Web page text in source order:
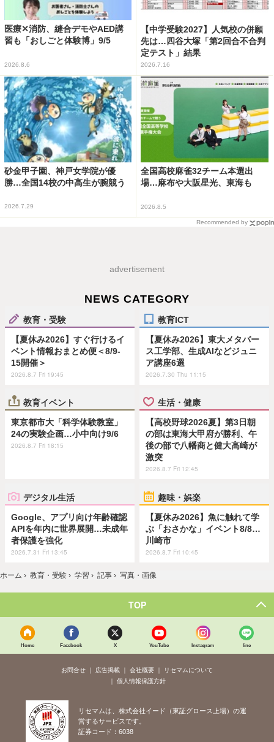
医療✕消防、縫合デモやAED講
習も「おしごと体験博」9/5
2026.8.6
【中学受験2027】人気校の併願
先は…四谷大塚「第2回合不合判
定テスト」結果
2026.7.16
砂金甲子園、神戸女学院が優
勝…全国14校の中高生が腕競う
2026.7.29
全国高校麻雀32チーム本選出
場…麻布や大阪星光、東海も
2026.8.5
Recommended by
advertisement
NEWS CATEGORY
教育・受験
【夏休み2026】すぐ行けるイ
ベント情報おまとめ便＜8/9-
15開催＞
2026.8.7 Fri 19:45
教育ICT
【夏休み2026】東大メタバー
ス工学部、生成AIなどジュニ
ア講座6選
2026.7.30 Thu 11:15
教育イベント
東京都市大「科学体験教室」
24の実験企画…小中向け9/6
2026.8.7 Fri 18:15
生活・健康
【高校野球2026夏】第3日朝
の部は東海大甲府が勝利、午
後の部で八幡商と健大高崎が
激突
2026.8.7 Fri 12:45
デジタル生活
Google、アプリ向け年齢確認
APIを年内に世界展開…未成年
者保護を強化
2026.7.31 Fri 13:45
趣味・娯楽
【夏休み2026】魚に触れて学
ぶ「おさかな」イベント8/8…
川崎市
2026.8.7 Fri 10:45
ホーム › 教育・受験 › 学習 › 記事 › 写真・画像
TOP
Home Facebook X YouTube Instagram line
お問合せ 広告掲載 会社概要
リセマムについて
個人情報保護方針
リセマムは、株式会社イード（東証グロース上場）の運
営するサービスです。
証券コード：6038